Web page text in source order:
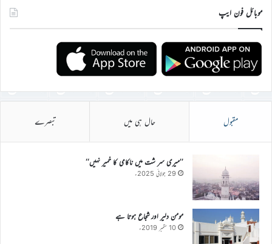
موبائل فون ایپ
مقبول حال ہی میں تبصرے
’’میری سر شت میں ناکامی کا خمیر نہیں‘‘
29 جولائی 2025ء
مومن دلیر اور شجاع ہوتا ہے
10 ستمبر 2019ء